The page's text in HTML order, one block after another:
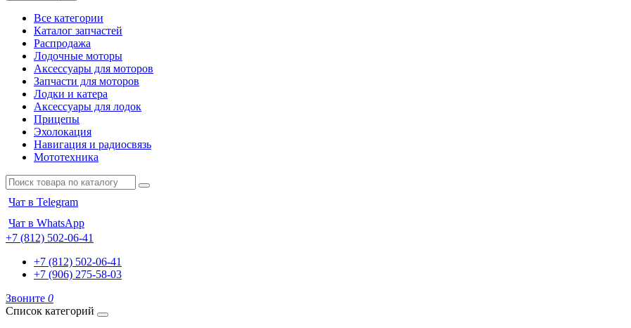
Все категории
Каталог запчастей
Распродажа
Лодочные моторы
Аксессуары для моторов
Запчасти для моторов
Лодки и катера
Аксессуары для лодок
Прицепы
Эхолокация
Навигация и радиосвязь
Мототехника
Чат в Telegram
Чат в WhatsApp
+7 (812) 502-06-41
+7 (812) 502-06-41
+7 (906) 275-58-03
Звоните 0
Список категорий